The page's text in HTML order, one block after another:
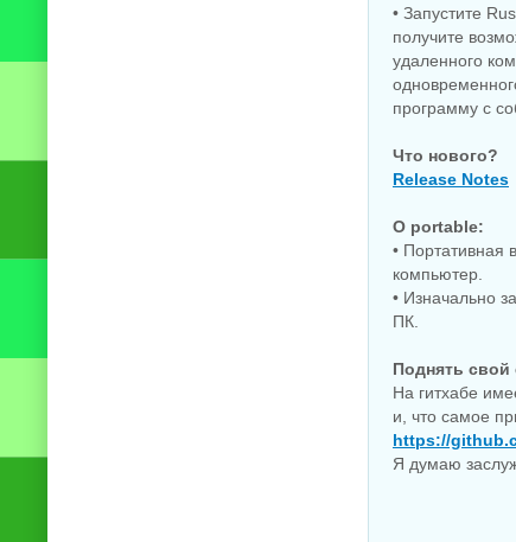
• Запустите
получите
удаленного
программу с
Что нового?
Release Notes
О portable:
• Портативная
компьютер.
• Изначально
ПК.
Поднять
На гитхабе
и, что самое
https://
Я думаю